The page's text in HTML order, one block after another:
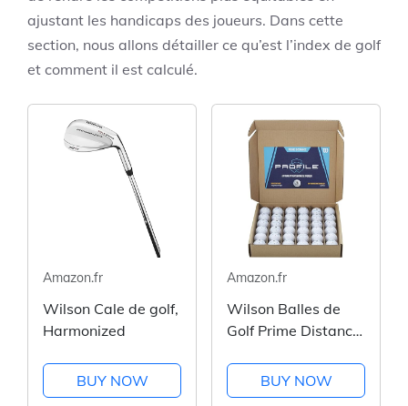
ajustant les handicaps des joueurs. Dans cette
section, nous allons détailler ce qu’est l’index de golf
et comment il est calculé.
Amazon.fr
Wilson Cale de golf,
Harmonized
BUY NOW
Amazon.fr
Wilson Balles de
Golf Prime Distance
36, Blanc,
WGWR76000
BUY NOW